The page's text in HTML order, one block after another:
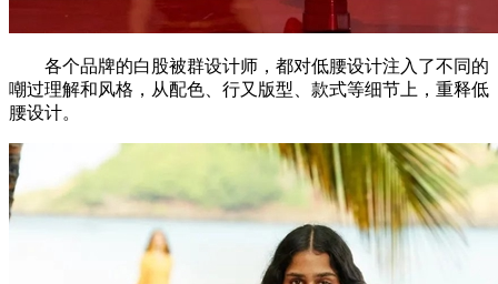
各个品牌的白股被群设计师，都对低腰设计注入了不同的
嘲过理解和风格，从配色、行又版型、款式等细节上，重释低
腰设计。